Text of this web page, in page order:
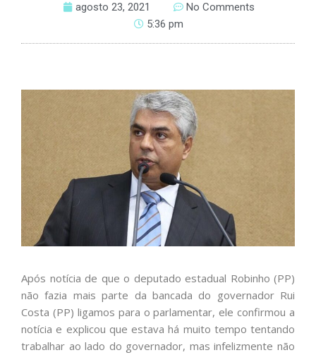
agosto 23, 2021
No Comments
5:36 pm
Após notícia de que o deputado estadual Robinho (PP)
não fazia mais parte da bancada do governador Rui
Costa (PP) ligamos para o parlamentar, ele confirmou a
notícia e explicou que estava há muito tempo tentando
trabalhar ao lado do governador, mas infelizmente não